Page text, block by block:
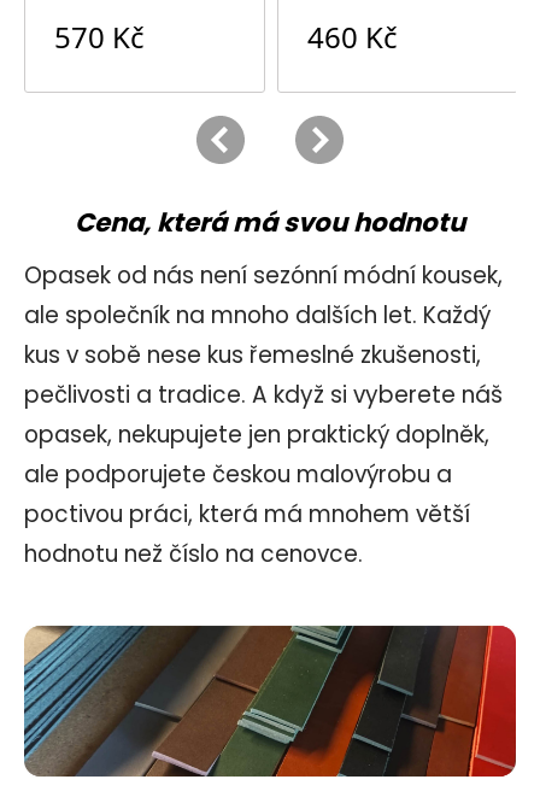
Cena, která má svou hodnotu
Opasek od nás není sezónní módní kousek,
ale společník na mnoho dalších let. Každý
kus v sobě nese kus řemeslné zkušenosti,
pečlivosti a tradice. A když si vyberete náš
opasek, nekupujete jen praktický doplněk,
ale podporujete českou malovýrobu a
poctivou práci, která má mnohem větší
hodnotu než číslo na cenovce.